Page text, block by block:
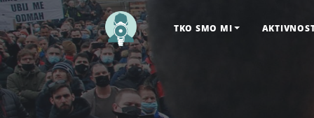
TKO SMO MI